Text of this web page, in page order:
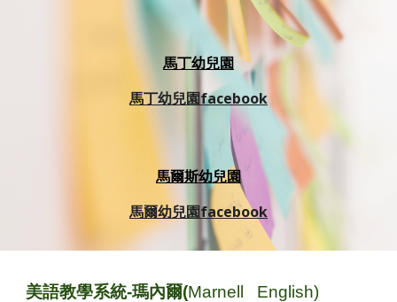
馬丁幼兒園
馬丁幼兒園facebook
馬爾斯幼兒園
馬爾幼兒園facebook
美語教學系統-瑪內爾(Marnell English)